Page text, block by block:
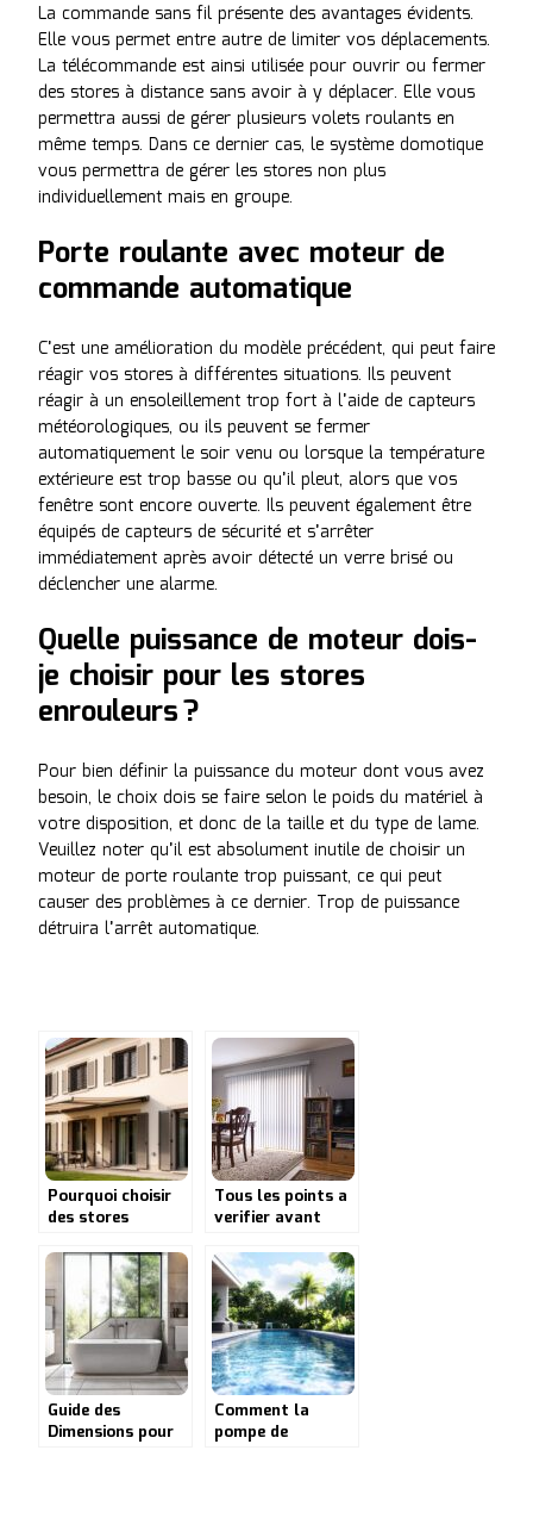
La commande sans fil présente des avantages évidents.
Elle vous permet entre autre de limiter vos déplacements.
La télécommande est ainsi utilisée pour ouvrir ou fermer
des stores à distance sans avoir à y déplacer. Elle vous
permettra aussi de gérer plusieurs volets roulants en
même temps. Dans ce dernier cas, le système domotique
vous permettra de gérer les stores non plus
individuellement mais en groupe.
Porte roulante avec moteur de
commande automatique
C’est une amélioration du modèle précédent, qui peut faire
réagir vos stores à différentes situations. Ils peuvent
réagir à un ensoleillement trop fort à l’aide de capteurs
météorologiques, ou ils peuvent se fermer
automatiquement le soir venu ou lorsque la température
extérieure est trop basse ou qu’il pleut, alors que vos
fenêtre sont encore ouverte. Ils peuvent également être
équipés de capteurs de sécurité et s’arrêter
immédiatement après avoir détecté un verre brisé ou
déclencher une alarme.
Quelle puissance de moteur dois-
je choisir pour les stores
enrouleurs ?
Pour bien définir la puissance du moteur dont vous avez
besoin, le choix dois se faire selon le poids du matériel à
votre disposition, et donc de la taille et du type de lame.
Veuillez noter qu’il est absolument inutile de choisir un
moteur de porte roulante trop puissant, ce qui peut
causer des problèmes à ce dernier. Trop de puissance
détruira l’arrêt automatique.
Pourquoi choisir
des stores
Découvrez Walter
Stores & Volets à
Kilstett pour une
solution sur
mesure
Tous les points a
verifier avant
stores de vos
ouvertures
Guide des
Dimensions pour
Comment la
pompe de